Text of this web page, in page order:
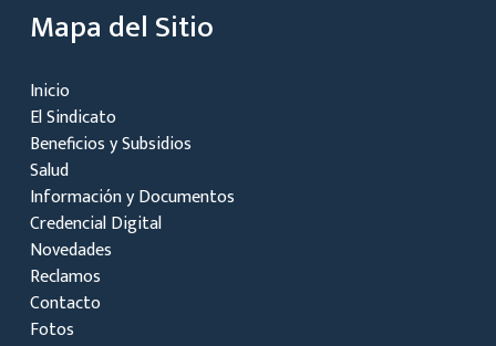
Mapa del Sitio
Inicio
El Sindicato
Beneficios y Subsidios
Salud
Información y Documentos
Credencial Digital
Novedades
Reclamos
Contacto
Fotos